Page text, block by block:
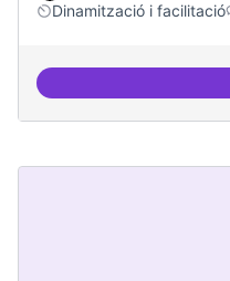
Dinamització i facilitació